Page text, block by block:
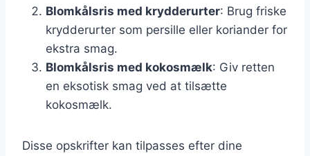
Blomkålsris med krydderurter: Brug friske
krydderurter som persille eller koriander for
ekstra smag.
Blomkålsris med kokosmælk: Giv retten
en eksotisk smag ved at tilsætte
kokosmælk.
Disse opskrifter kan tilpasses efter dine